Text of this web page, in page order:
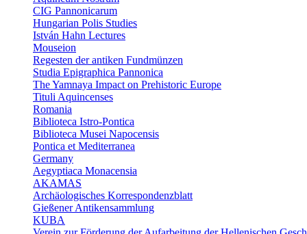
CIG Pannonicarum
Hungarian Polis Studies
István Hahn Lectures
Mouseion
Regesten der antiken Fundmünzen
Studia Epigraphica Pannonica
The Yamnaya Impact on Prehistoric Europe
Tituli Aquincenses
Romania
Biblioteca Istro-Pontica
Biblioteca Musei Napocensis
Pontica et Mediterranea
Germany
Aegyptiaca Monacensia
AKAMAS
Archäologisches Korrespondenzblatt
Gießener Antikensammlung
KUBA